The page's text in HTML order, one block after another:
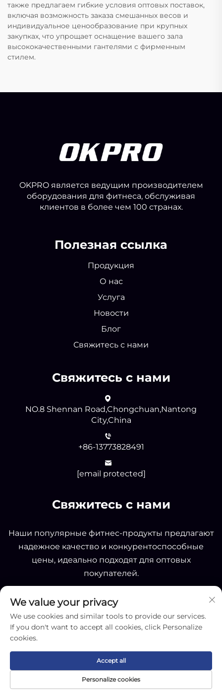
также предлагаем гибкие условия оптовых поставок,
включая возможность заказа смешанных весов и
индивидуальное ценообразование при крупных
закупках, что упрощает оснащение вашего зала
высококачественными гантелями с фирменным
стилем.
OKPRO является ведущим производителем
оборудования для фитнеса, обслуживая
клиентов в более чем 100 странах.
Полезная ссылка
Продукция
О нас
Услуга
Новости
Блог
Свяжитесь с нами
Свяжитесь с нами
NO.8 Shennan Road,Chongchuan,Nantong
City,China
+86-13773828491
[email protected]
Свяжитесь с нами
Наши популярные фитнес-продукты предлагают
надежное качество и конкурентоспособные
цены, идеально подходят для оптовых
покупателей.
Copyright © 2025 by Nantong OK Sporting Co.,Ltd -
Политика конфиденциальности
We value your privacy
We use cookies and similar tools to provide our services.
If you don't want to accept all cookies, click Personalize
cookies.
Personalize cookies
Accept all